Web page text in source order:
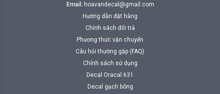
Email: hoavandecal@gmail.com
Hướng dẫn đặt hàng
Chính sách đổi trả
Phương thức vận chuyển
Câu hỏi thường gặp (FAQ)
Chính sách sử dụng
Decal Oracal 631
Decal gạch bông